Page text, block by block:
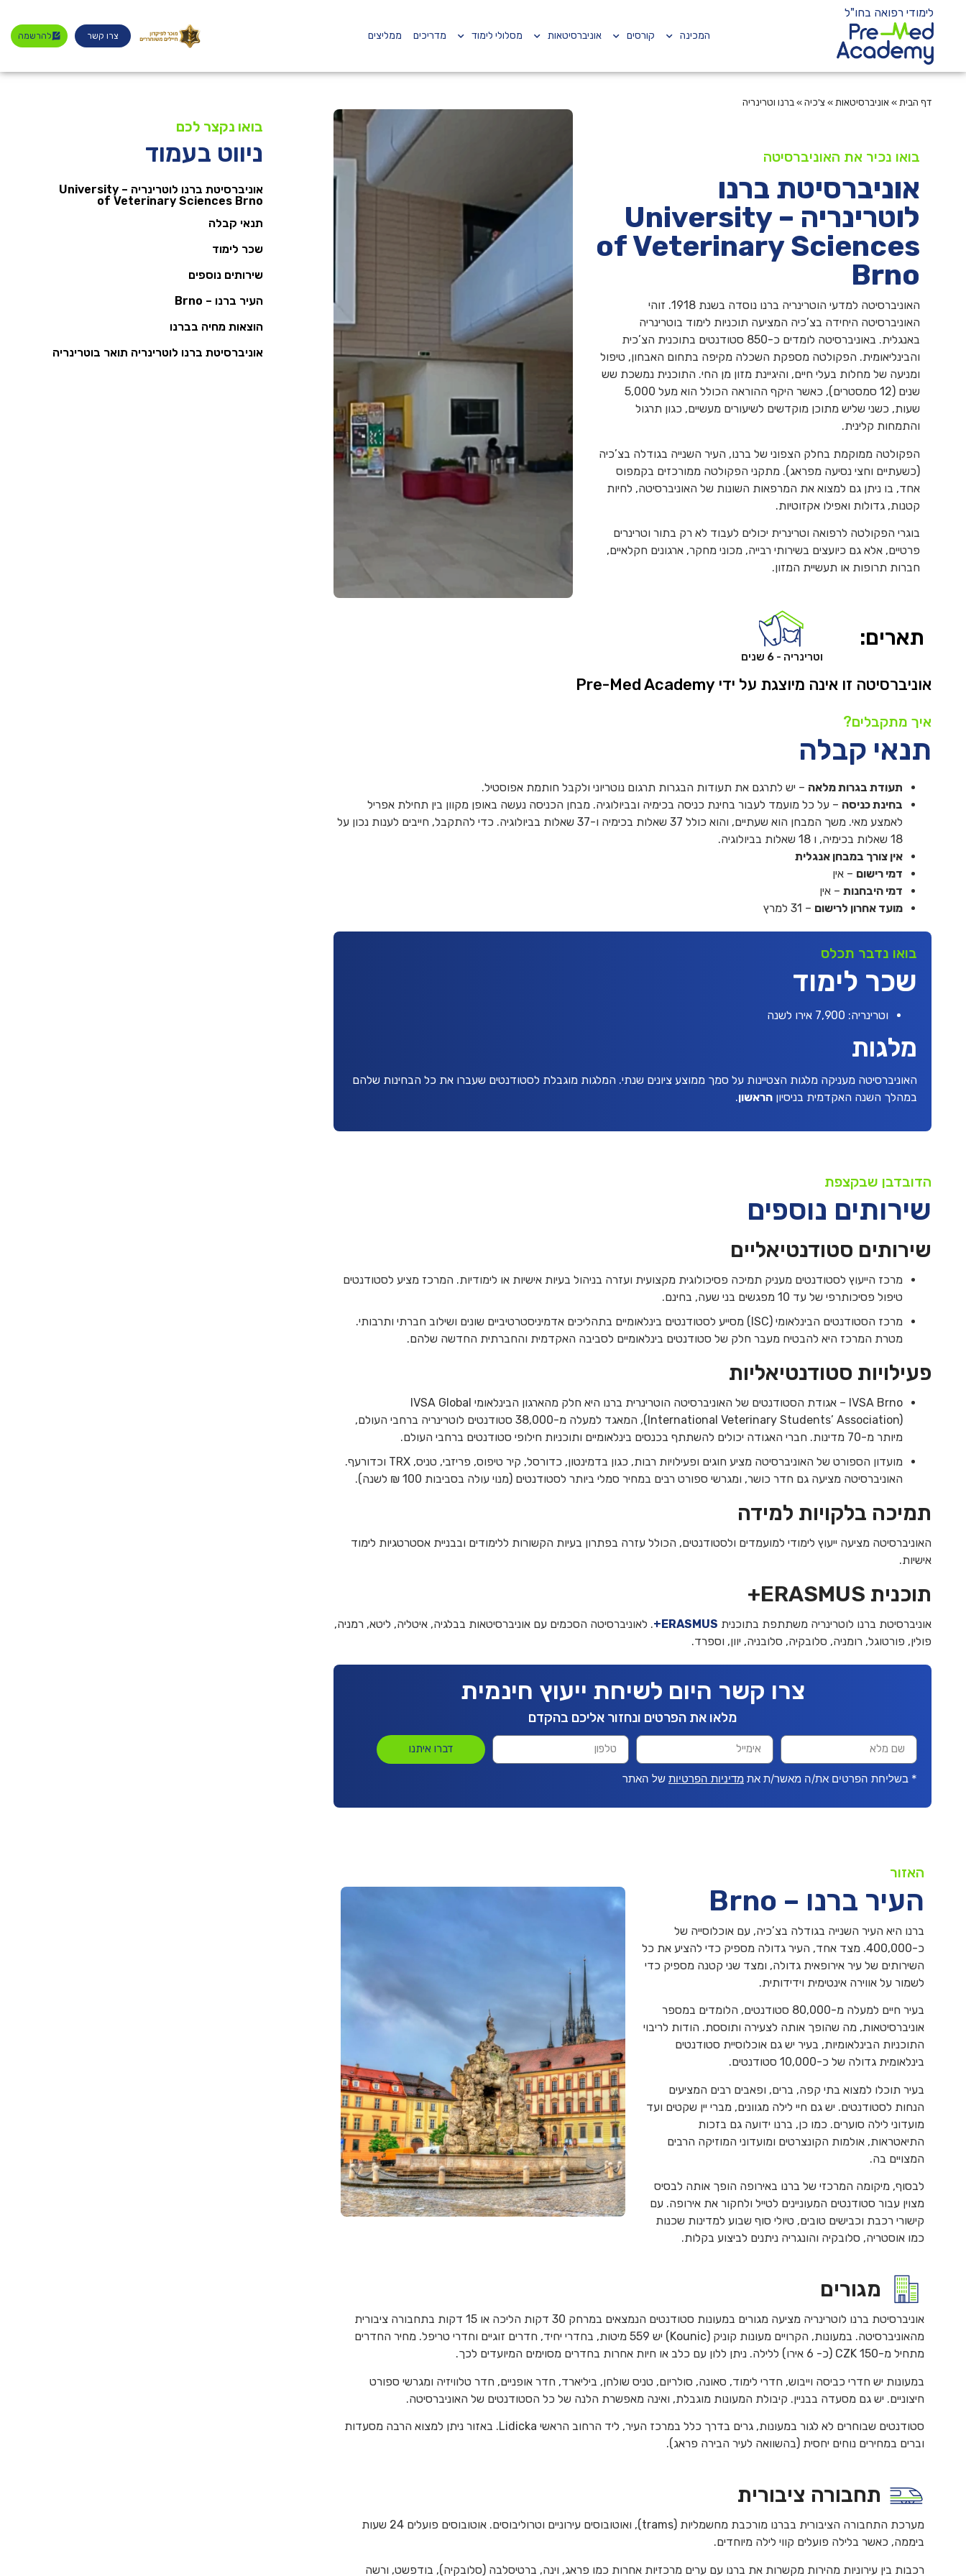
לימודי רפואה בחו"ל
המכינה קורסים אוניברסיטאות מסלולי לימוד מדריכים ממליצים צרו קשר להרשמה
דף הבית » אוניברסיטאות » צ'כיה» ברנו וטרינריה
בואו נכיר את האוניברסיטה
אוניברסיטת ברנו
לוטרינריה – University
of Veterinary Sciences
Brno
האוניברסיטה למדעי הוטרינריה ברנו נוסדה בשנת 1918. זוהי
האוניברסיטה היחידה בצ’כיה המציעה תוכניות לימוד בוטרינריה
באנגלית. באוניברסיטה לומדים כ-850 סטודנטים בתוכנית הצ’כית
והבינליאומית. הפקולטה מספקת השכלה מקיפה בתחום האבחון, טיפול
ומניעה של מחלות בעלי חיים, והיגיינת מזון מן החי. התוכנית נמשכת שש
שנים (12 סמסטרים), כאשר היקף ההוראה הכולל הוא מעל 5,000
שעות, כשני שליש מתוכן מוקדשים לשיעורים מעשיים, כגון תרגול
והתמחות קלינית.
הפקולטה ממוקמת בחלק הצפוני של ברנו, העיר השנייה בגודלה בצ’כיה
(כשעתיים וחצי נסיעה מפראג). מתקני הפקולטה ממורכזים בקמפוס
אחד, בו ניתן גם למצוא את המרפאות השונות של האוניברסיטה, לחיות
קטנות, גדולות ואפילו אקזוטיות.
בוגרי הפקולטה לרפואה וטרינרית יכולים לעבוד לא רק בתור וטרינרים
פרטיים, אלא גם כיועצים בשירותי רבייה, מכוני מחקר, ארגונים חקלאיים,
חברות תרופות או תעשיית המזון.
תארים:
וטרינריה - 6 שנים
אוניברסיטה זו אינה מיוצגת על ידי Pre-Med Academy
איך מתקבלים?
תנאי קבלה
תעודת בגרות מלאה – יש לתרגם את תעודות הבגרות תרגום נוטריוני ולקבל חותמת אפוסטיל.
בחינת כניסה – על כל מועמד לעבור בחינת כניסה בכימיה ובביולוגיה. מבחן הכניסה נעשה באופן מקוון בין תחילת אפריל
לאמצע מאי. משך המבחן הוא שעתיים, והוא כולל 37 שאלות בכימיה ו-37 שאלות בביולוגיה. כדי להתקבל, חייבים לענות נכון על
18 שאלות בכימיה, ו 18 שאלות בביולוגיה.
אין צורך במבחן אנגלית
דמי רישום – אין
דמי היבחנות – אין
מועד אחרון לרישום – 31 למרץ
בואו נדבר תכלס
שכר לימוד
וטרינריה: 7,900 אירו לשנה
מלגות
האוניברסיטה מעניקה מלגות הצטיינות על סמך ממוצע ציונים שנתי. המלגות מוגבלת לסטודנטים שעברו את כל הבחינות שלהם
במהלך השנה האקדמית בניסיון הראשון.
הדובדבן שבקצפת
שירותים נוספים
שירותים סטודנטיאליים
מרכז הייעוץ לסטודנטים מעניק תמיכה פסיכולוגית מקצועית ועזרה בניהול בעיות אישיות או לימודיות. המרכז מציע לסטודנטים
טיפול פסיכותרפי של עד 10 מפגשים בני שעה, בחינם.
מרכז הסטודנטים הבינלאומי (ISC) מסייע לסטודנטים בינלאומיים בתהליכים אדמיניסטרטיביים שונים ושילוב חברתי ותרבותי.
מטרת המרכז היא להבטיח מעבר חלק של סטודנטים בינלאומיים לסביבה האקדמית והחברתית החדשה שלהם.
פעילויות סטודנטיאליות
IVSA Brno – אגודת הסטודנטים של האוניברסיטה הוטרינרית ברנו היא חלק מהארגון הבינלאומי IVSA Global
(International Veterinary Students’ Association), המאגד למעלה מ-38,000 סטודנטים לוטרינריה ברחבי העולם,
מיותר מ-70 מדינות. חברי האגודה יכולים להשתתף בכנסים בינלאומיים ותוכניות חילופי סטודנטים ברחבי העולם.
מועדון הספורט של האוניברסיטה מציע חוגים ופעילויות רבות, כגון בדמינטון, כדורסל, קיר טיפוס, פריזבי, טניס, TRX וכדורעף.
האוניברסיטה מציעה גם חדר כושר, ומגרשי ספורט רבים במחיר סמלי ביותר לסטודנטים (מנוי עולה בסביבות 100 ₪ לשנה).
תמיכה בלקויות למידה
האוניברסיטה מציעה ייעוץ לימודי למועמדים ולסטודנטים, הכולל עזרה בפתרון בעיות הקשורות ללימודים ובבניית אסטרטגיות לימוד
אישיות.
תוכנית ERASMUS+
אוניברסיטת ברנו לוטרינריה משתתפת בתוכנית ERASMUS+
. לאוניברסיטה הסכמים עם אוניברסיטאות בבלגיה, איטליה, ליטא, רמניה,
פולין, פורטוגל, רומניה, סלובקיה, סלובניה, יוון, וספרד.
צרו קשר היום לשיחת ייעוץ חינמית
מלאו את הפרטים ונחזור אליכם בהקדם
דברו איתנו
* בשליחת הפרטים את/ה מאשר/ת את מדיניות הפרטיות של האתר
האזור
העיר ברנו – Brno
ברנו היא העיר השנייה בגודלה בצ’כיה, עם אוכלוסייה של
כ-400,000. מצד אחד, העיר גדולה מספיק כדי להציע את כל
השירותים של עיר אירופאית גדולה, ומצד שני קטנה מספיק כדי
לשמור על אווירה אינטימית וידידותית.
בעיר חיים למעלה מ-80,000 סטודנטים, הלומדים במספר
אוניברסיטאות, מה שהופך אותה לצעירה ותוססת. הודות לריבוי
התוכניות הבינלאומיות, בעיר יש גם אוכלוסיית סטודנטים
בינלאומית גדולה של כ-10,000 סטודנטים.
בעיר תוכלו למצוא בתי קפה, ברים, ופאבים רבים המציעים
הנחות לסטודנטים. יש גם חיי לילה מגוונים, מברי יין שקטים ועד
מועדוני לילה סוערים. כמו כן, ברנו ידועה גם בזכות
התיאטראות, אולמות הקונצרטים ומועדוני המוזיקה הרבים
המצויים בה.
לבסוף, מיקומה המרכזי של ברנו באירופה הופך אותה לבסיס
מצוין עבור סטודנטים המעוניינים לטייל ולחקור את אירופה. עם
קישורי רכבת וכבישים טובים, טיולי סוף שבוע למדינות שכנות
כמו אוסטריה, סלובקיה והונגריה ניתנים לביצוע בקלות.
מגורים
אוניברסיטת ברנו לוטרינריה מציעה מגורים במעונות סטודנטים הנמצאים במרחק 30 דקות הליכה או 15 דקות בתחבורה ציבורית
מהאוניברסיטה. במעונות, הקרויים מעונות קוניק (Kounic) יש 559 מיטות, בחדרי יחיד, חדרים זוגיים וחדרי טריפל. מחיר החדרים
מתחיל מ-150 CZK (כ- 6 אירו) ללילה. ניתן ללון עם כלב או חיות אחרות בחדרים מסוימים המיועדים לכך.
במעונות יש חדרי כביסה וייבוש, חדרי לימוד, סאונה, סולריום, טניס שולחן, ביליארד, חדר אופניים, חדר טלוויזיה ומגרשי ספורט
חיצוניים. יש גם מסעדה בבניין. קיבולת המעונות מוגבלת, ואינה מאפשרת הלנה של כל הסטודנטים של האוניברסיטה.
סטודנטים שבוחרים לא לגור במעונות, גרים בדרך כלל במרכז העיר, ליד הרחוב הראשי Lidicka. באזור ניתן למצוא הרבה מסעדות
וברים במחירים נוחים יחסית (בהשוואה לעיר הבירה פראג).
תחבורה ציבורית
מערכת התחבורה הציבורית בברנו מורכבת מחשמליות (trams), ואוטובוסים עירוניים וטרוליבוסים. אוטובוסים פועלים 24 שעות
ביממה, כאשר בלילה פועלים קווי לילה מיוחדים.
רכבות בין עירוניות מהירות מקשרות את ברנו עם ערים מרכזיות אחרות כמו פראג, וינה, ברטיסלבה (סלובקיה), בודפשט, ורשה
בואו נקצר לכם
ניווט בעמוד
אוניברסיטת ברנו לוטרינריה – University
of Veterinary Sciences Brno
תנאי קבלה
שכר לימוד
שירותים נוספים
העיר ברנו – Brno
הוצאות מחיה בברנו
אוניברסיטת ברנו לוטרינריה תואר בוטרינריה